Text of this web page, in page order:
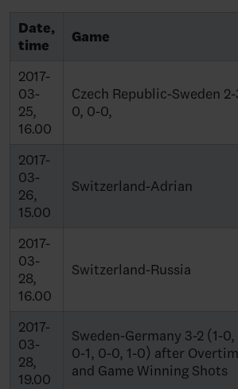
Date,
time
Game
2017-
03-
25,
16.00
Czech Republic-Sweden 2-
0, 0-0,
2017-
03-
26,
15.00
Switzerland-Adrian
2017-
03-
28,
16.00
Switzerland-Russia
2017-
03-
28,
19.00
Sweden-Germany 3-2 (1-0,
0-1, 0-0, 1-0) after
and Game Winning Shots